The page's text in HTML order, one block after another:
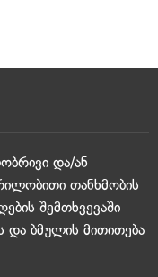
და/ან
თანხმობის
შემთხვევაში
და ბმულის მითითება